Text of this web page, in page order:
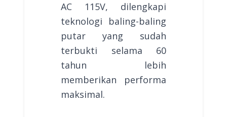
AC 115V, dilengkapi
teknologi baling-baling
putar yang sudah
terbukti selama 60
tahun lebih
memberikan performa
maksimal.